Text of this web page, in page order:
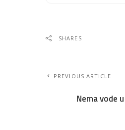
SHARES
PREVIOUS ARTICLE
Nema vode